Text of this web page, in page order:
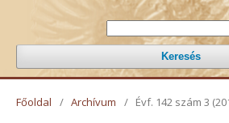
Keresés
Főoldal / Archívum / Évf. 142 szám 3